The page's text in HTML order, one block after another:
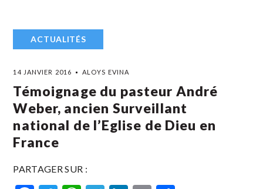
ACTUALITÉS
14 JANVIER 2016 ALOYS EVINA
Témoignage du pasteur André
Weber, ancien Surveillant
national de l’Eglise de Dieu en
France
PARTAGER SUR :